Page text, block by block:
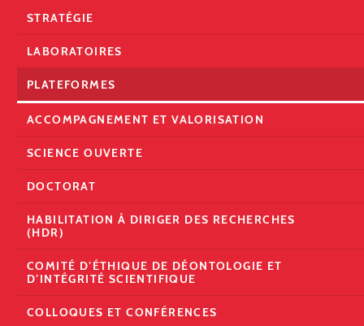
STRATÉGIE
LABORATOIRES
PLATEFORMES
ACCOMPAGNEMENT ET VALORISATION
SCIENCE OUVERTE
DOCTORAT
HABILITATION À DIRIGER DES RECHERCHES
(HDR)
COMITÉ D’ÉTHIQUE DE DÉONTOLOGIE ET
D’INTÉGRITÉ SCIENTIFIQUE
COLLOQUES ET CONFÉRENCES